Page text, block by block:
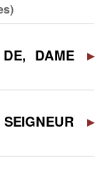
DAME